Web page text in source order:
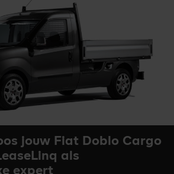
jouw Fiat Doblo Cargo
als
expert